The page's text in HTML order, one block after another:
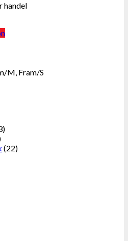
handel
M, Fram/S
(22)